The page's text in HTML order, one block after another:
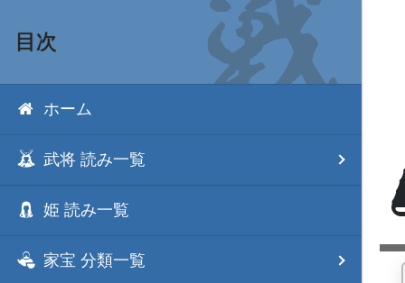
目次
ホーム
武将 読み一覧
姫 読み一覧
家宝 分類一覧